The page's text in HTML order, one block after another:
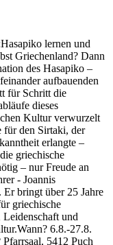
lernen und
Griechenland? Dann
des Hasapiko –
aufbauenden
für Schritt die
dieses
Kultur verwurzelt
für den Sirtaki, der
erlangte –
griechische
– nur Freude an
- Joannis
bringt über 25 Jahre
griechische
und
6.8.-27.8.
5412 Puch